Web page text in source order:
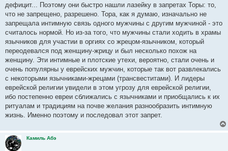
дефицит... Поэтому они быстро нашли лазейку в запретах Торы: то,
что не запрещено, разрешено. Тора, как я думаю, изначально не
запрещала интимную связь одного мужчины с другим мужчиной - это
считалось нормой. Но из-за того, что мужчины стали ходить в храмы
язычников для участии в оргиях со жрецом-язычником, который
переодевался под женщину-жрицу и был несколько похож на
женщину. Эти интимные и плотские утехи, вероятно, стали очень и
очень популярны у еврейских мужчин, которые так вот развлекались
с некоторыми язычниками-жрецами (трансвеститами). И лидеры
еврейской религии увидели в этом угрозу для еврейской религии,
ибо постепенно евреи сближались с язычниками и приобщались к их
ритуалам и традициям на почве желания разнообразить интимную
жизнь. Именно поэтому и последовал этот запрет.
Камиль Абэ